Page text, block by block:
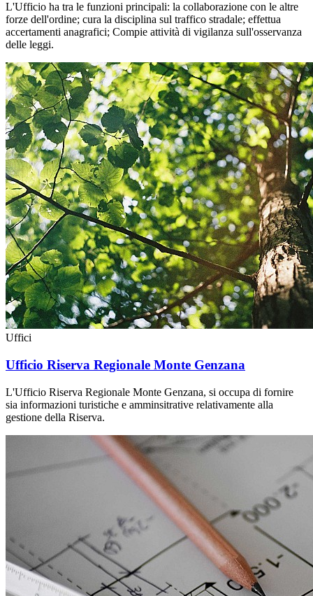
L'Ufficio ha tra le funzioni principali: la collaborazione con le altre
forze dell'ordine; cura la disciplina sul traffico stradale; effettua
accertamenti anagrafici; Compie attività di vigilanza sull'osservanza
delle leggi.
Uffici
Ufficio Riserva Regionale Monte Genzana
L'Ufficio Riserva Regionale Monte Genzana, si occupa di fornire
sia informazioni turistiche e amminsitrative relativamente alla
gestione della Riserva.